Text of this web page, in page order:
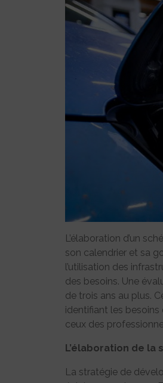
L’élaboration d’un
son calendrier et sa
l’utilisation des
des besoins. Une
de trois ans au plus.
identifiant les
ceux des
L’élaboration de la
La stratégie de